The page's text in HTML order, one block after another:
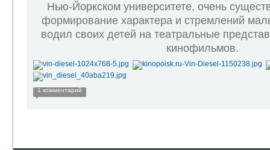
Нью-Йоркском университете, очень
формирование характера и стремлений
водил своих детей на театральные
кинофильмов.
1 комментарий